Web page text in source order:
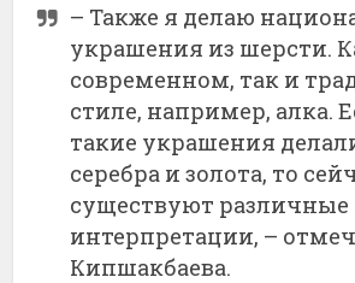
– Также я делаю
украшения из шерсти.
современном, так и
стиле, например, алка.
такие украшения
серебра и золота, то
существуют различные
интерпретации, –
Кипшакбаева.